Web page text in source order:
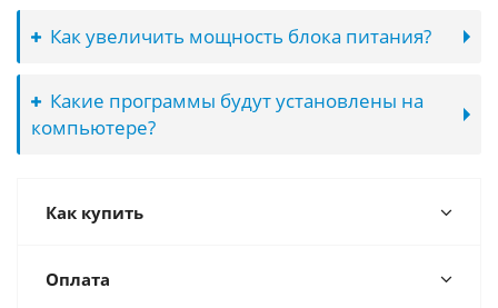
Как увеличить мощность блока питания?
Какие программы будут установлены на
компьютере?
Как купить
Оплата